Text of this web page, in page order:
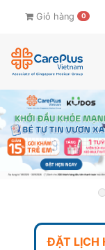
Giỏ hàng 0
ĐẶT LỊCH